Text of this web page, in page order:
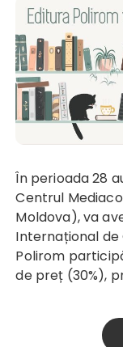
În perioada 28 august-1 septembrie 2024, la
Centrul
Moldova), va
Internațional de
Polirom
de preț (30%),